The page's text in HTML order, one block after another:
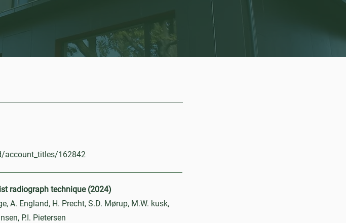
account_titles/162842
radiograph technique (2024)
A. England, H. Precht, S.D. Mørup, M.W. kusk,
P.I. Pietersen